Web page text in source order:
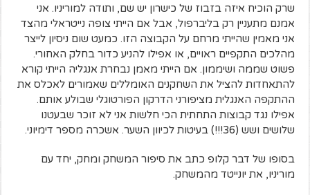
שרק הוכיח איזה בזבוז של כישרון יש שם, ותודה למוריניו. אני
אמנם מתעניין רק בליברפול, אבל אם הייתי צופה נייטראלי מהצד
אני מאמין שהייתי מרחם על הקבוצה הזו. כמעט שום ניסיון לייצר
מהלכים התקפיים ראויים, או אפילו להניע כדור בחלק האחורי.
פשוט שממה ושיממון. אם הייתי מאמן נבחרת אנגליה הייתי קורא
להתאחדות להציל את השחקנים האומללים שאמורים לאכלס את
ההתקפה האנגלית מציפורני הדרקון הפורטוגלי שבולע אותם.
אפילו נגד קבוצות התחתית הכי חלשות אני לא זוכר שבעטנו
שלושים ושש (36!!!) בעיטות לכיוון השער. אשכרה מספר דימיוני.
בסופו של דבר קלופ כתב את סיפור המשחק ומחק, יחד עם
מוריניו, את יונייטד מהמשחק.